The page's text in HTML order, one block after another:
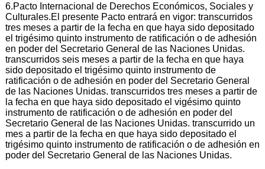
6.Pacto Internacional de Derechos Económicos, Sociales y
Culturales.El presente Pacto entrará en vigor: transcurridos
tres meses a partir de la fecha en que haya sido depositado
el trigésimo quinto instrumento de ratificación o de adhesión
en poder del Secretario General de las Naciones Unidas.
transcurridos seis meses a partir de la fecha en que haya
sido depositado el trigésimo quinto instrumento de
ratificación o de adhesión en poder del Secretario General
de las Naciones Unidas. transcurridos tres meses a partir de
la fecha en que haya sido depositado el vigésimo quinto
instrumento de ratificación o de adhesión en poder del
Secretario General de las Naciones Unidas. transcurrido un
mes a partir de la fecha en que haya sido depositado el
trigésimo quinto instrumento de ratificación o de adhesión en
poder del Secretario General de las Naciones Unidas.